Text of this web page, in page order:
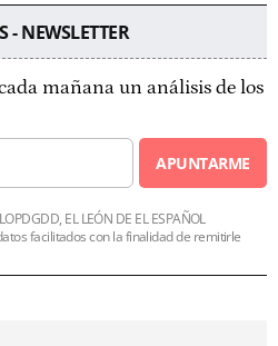
- NEWSLETTER
mañana un análisis de los
APUNTARME
EL LEÓN DE EL ESPAÑOL
facilitados con la finalidad de remitirle